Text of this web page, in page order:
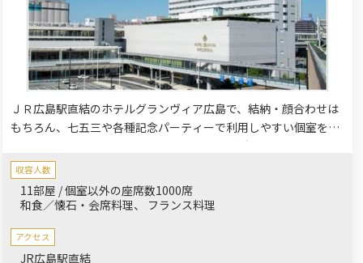
ＪＲ広島駅直結のホテルグランヴィア広島で、結納・顔合わせは
もちろん、七五三や各種記念パーティーで利用しやすい個室をご
用意しております。各種設備も利用可能でございます。お気軽に
お問合せください。
収容人数
11部屋 / 個室以外の座席数1000席
和食／懐石・会席料理
フランス料理
アクセス
JR広島駅直結